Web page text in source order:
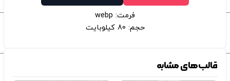
فرمت: webp
حجم: 80 کیلوبایت
قالب‌های مشابه